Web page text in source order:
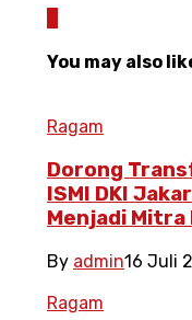
You may also
Ragam
Dorong
ISMI DKI
Menjadi
By admin16 Juli
Ragam